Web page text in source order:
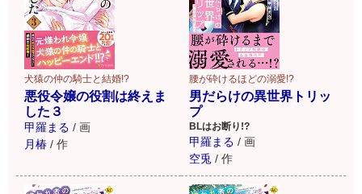
犬猿の仲の騎士と結婚!?
悪役令嬢の役割は終えま
した３
甲羅まる / 画
月椿 / 作
腰が砕けるほどの溺愛!?
男だらけの異世界トリッ
プ
BLはお断り!?
甲羅まる / 画
空兎 / 作